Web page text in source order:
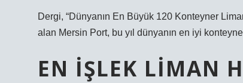
Dergi, “Dünyanın En Büyük 120 Konteyner
alan Mersin Port, bu yıl dünyanın en iyi
EN IŞLEK LIMAN